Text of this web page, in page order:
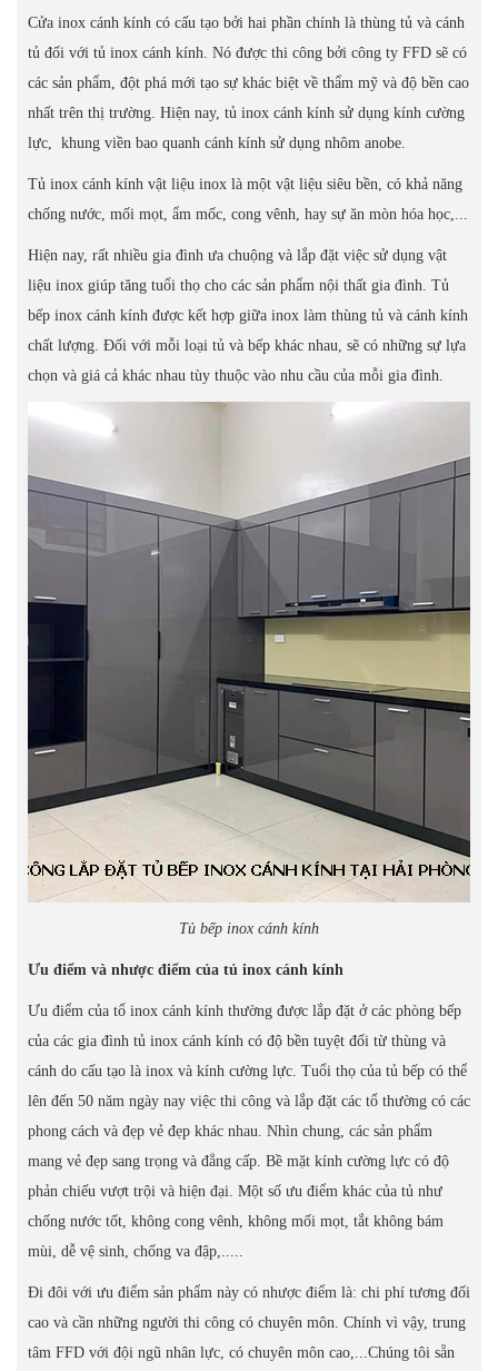
Cửa inox cánh kính có cấu tạo bởi hai phần chính là thùng tủ và cánh
tủ đối với tủ inox cánh kính. Nó được thi công bởi công ty FFD sẽ có
các sản phẩm, đột phá mới tạo sự khác biệt về thẩm mỹ và độ bền cao
nhất trên thị trường. Hiện nay, tủ inox cánh kính sử dụng kính cường
lực, khung viền bao quanh cánh kính sử dụng nhôm anobe.
Tủ inox cánh kính vật liệu inox là một vật liệu siêu bền, có khả năng
chống nước, mối mọt, ẩm mốc, cong vênh, hay sự ăn mòn hóa học,...
Hiện nay, rất nhiều gia đình ưa chuộng và lắp đặt việc sử dụng vật
liệu inox giúp tăng tuổi thọ cho các sản phẩm nội thất gia đình. Tủ
bếp inox cánh kính được kết hợp giữa inox làm thùng tủ và cánh kính
chất lượng. Đối với mỗi loại tủ và bếp khác nhau, sẽ có những sự lựa
chọn và giá cả khác nhau tùy thuộc vào nhu cầu của mỗi gia đình.
Tủ bếp inox cánh kính
Ưu điểm và nhược điểm của tủ inox cánh kính
Ưu điểm của tổ inox cánh kính thường được lắp đặt ở các phòng bếp
của các gia đình tủ inox cánh kính có độ bền tuyệt đối từ thùng và
cánh do cấu tạo là inox và kính cường lực. Tuổi thọ của tủ bếp có thể
lên đến 50 năm ngày nay việc thi công và lắp đặt các tổ thường có các
phong cách và đẹp vẻ đẹp khác nhau. Nhìn chung, các sản phẩm
mang vẻ đẹp sang trọng và đẳng cấp. Bề mặt kính cường lực có độ
phản chiếu vượt trội và hiện đại. Một số ưu điểm khác của tủ như
chống nước tốt, không cong vênh, không mối mọt, tắt không bám
mùi, dễ vệ sinh, chống va đập,.....
Đi đôi với ưu điểm sản phẩm này có nhược điểm là: chi phí tương đối
cao và cần những người thi công có chuyên môn. Chính vì vậy, trung
tâm FFD với đội ngũ nhân lực, có chuyên môn cao,...Chúng tôi sẵn